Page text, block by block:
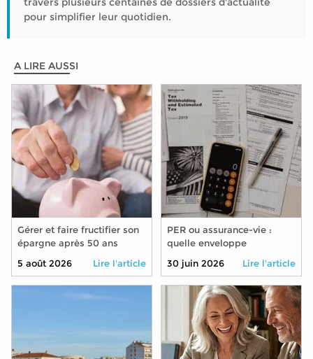
pour simplifier leur quotidien.
A LIRE AUSSI
Gérer et faire fructifier son
épargne après 50 ans
5 août 2026
Lire l'article
PER ou assurance-vie :
quelle enveloppe
retraite en 2026 ?
30 juin 2026 Lire l'article